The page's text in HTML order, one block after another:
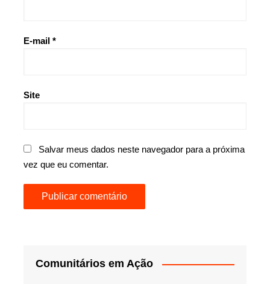
E-mail *
Site
Salvar meus dados neste navegador para a próxima
vez que eu comentar.
Comunitários em Ação